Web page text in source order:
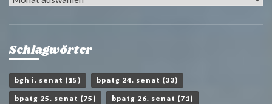
Schlagwörter
bgh i. senat (15) bpatg 24. senat (33)
bpatg 25. senat (75) bpatg 26. senat (71)